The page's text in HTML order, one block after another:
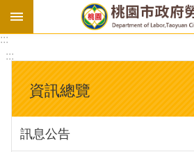
基
法
勞
資
會
:::
:::
資訊總覽
訊息公告